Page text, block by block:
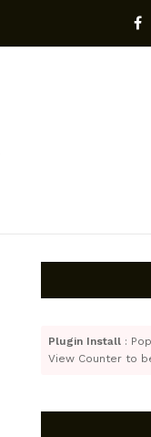
Plugin Install :
View Counter to